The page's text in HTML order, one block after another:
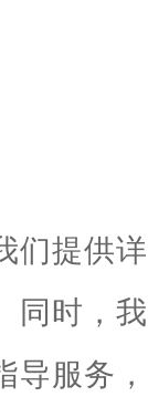
们提供
同时，
导服务